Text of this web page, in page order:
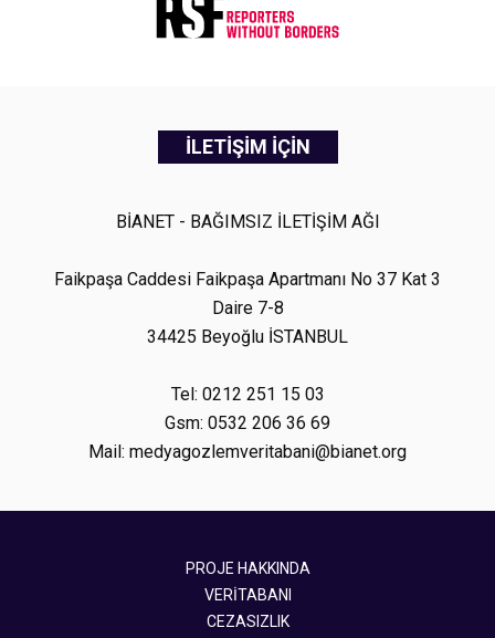
İLETİŞİM İÇİN
BİANET - BAĞIMSIZ İLETİŞİM AĞI
Faikpaşa Caddesi Faikpaşa Apartmanı No 37 Kat 3
Daire 7-8
34425 Beyoğlu İSTANBUL
Tel: 0212 251 15 03
Gsm: 0532 206 36 69
Mail: medyagozlemveritabani@bianet.org
PROJE HAKKINDA
VERİTABANI
CEZASIZLIK